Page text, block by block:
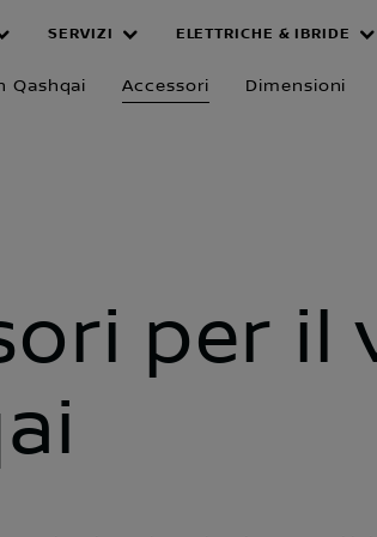
SERVIZI ELETTRICHE & IBRIDE
Qashqai Accessori Dimensioni
per il